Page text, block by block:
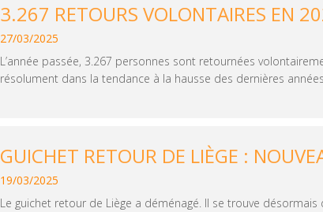
3.267 RETOURS VOLONTAIRES EN
27/03/2025
L’année passée, 3.267 personnes sont retournées
résolument dans la tendance à la hausse des dernières
GUICHET RETOUR DE LIÈGE :
19/03/2025
Le guichet retour de Liège a déménagé. Il se trouve